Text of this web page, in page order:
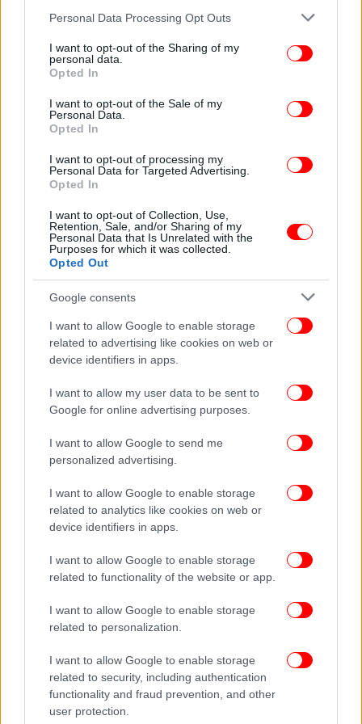
Please note that this website/app uses one or more Google
not limited to your visit or usage behaviour. You may click to
grant or deny consent to Google and its third-party tags to
use your data for below specified purposes in below Google
consent section.
Personal Data Processing Opt Outs
I want to opt-out of the Sharing of my
personal data.
Opted In
I want to opt-out of the Sale of my
Personal Data.
Opted In
I want to opt-out of processing my
Personal Data for Targeted Advertising.
Opted In
I want to opt-out of Collection, Use,
Retention, Sale, and/or Sharing of my
Personal Data that Is Unrelated with the
Purposes for which it was collected.
Opted Out
Google consents
I want to allow Google to enable storage
related to advertising like cookies on web or
device identifiers in apps.
I want to allow my user data to be sent to
Google for online advertising purposes.
I want to allow Google to send me
personalized advertising.
I want to allow Google to enable storage
related to analytics like cookies on web or
device identifiers in apps.
I want to allow Google to enable storage
related to functionality of the website or app.
I want to allow Google to enable storage
related to personalization.
I want to allow Google to enable storage
related to security, including authentication
functionality and fraud prevention, and other
user protection.
περιορισμό της νόσου, με τις αρμόδιες Αρχές να
τονίζουν ότι οι παραγωγοίοφείλουν να
ακολουθούν αυστηρά τις προβλεπόμενες οδηγίες.
ΑΠΕ ΜΠΕ
Τελευταίο «αντίο» στη Μαρινέλλα, συγκλόνισαν οι
επικήδειοι Αλεξίου και Νταλάρα -Βαθιά συγκίνηση στην
κηδεία, φωτό και βίντεο
Φρίκη στην Κόρινθο: Άνδρας ξυλοκόπησε μέχρι
λιποθυμίας την πρώην σύζυγο -Της έριξε σπρέι πιπεριού
και νέφτι στο πρόσωπο
Ζωγράφου: Τι έδειξε η ιατροδικαστική για μητέρα-κόρη
ανθρωποκτονία